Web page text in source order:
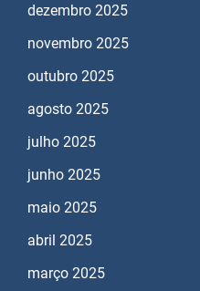
dezembro 2025
novembro 2025
outubro 2025
agosto 2025
julho 2025
junho 2025
maio 2025
abril 2025
março 2025